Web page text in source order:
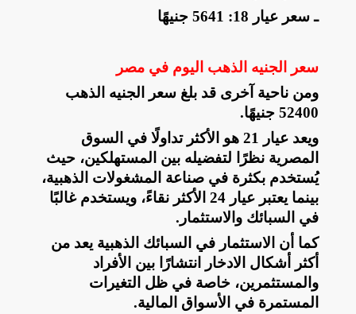
ـ سعر عيار 18: 5641 جنيهًا
سعر الجنيه الذهب اليوم في مصر
ومن ناحية آخرى قد بلغ سعر الجنيه الذهب
52400 جنيهًا
.
ويعد عيار 21 هو الأكثر تداولًا في السوق
المصرية نظرًا لتفضيله بين المستهلكين، حيث
يُستخدم بكثرة في صناعة المشغولات الذهبية،
بينما يعتبر عيار 24 الأكثر نقاءً، ويستخدم غالبًا
في السبائك والاستثمار .
كما أن الاستثمار في السبائك الذهبية يعد من
أكثر أشكال الادخار انتشارًا بين الأفراد
والمستثمرين، خاصة في ظل التغيرات
المستمرة في الأسواق المالية.